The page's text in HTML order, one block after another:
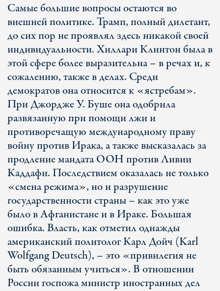
Самые большие вопросы остаются во
внешней политике. Трамп, полный дилетант,
до сих пор не проявлял здесь никакой своей
индивидуальности. Хиллари Клинтон была в
этой сфере более выразительна – в речах и, к
сожалению, также в делах. Среди
демократов она относится к «ястребам».
При Джордже У. Буше она одобрила
развязанную при помощи лжи и
противоречащую международному праву
войну против Ирака, а также высказалась за
продление мандата ООН против Ливии
Каддафи. Последствием оказалась не только
«смена режима», но и разрушение
государственности страны – как это уже
было в Афганистане и в Ираке. Большая
ошибка. Власть, как отметил однажды
американский политолог Карл Дойч (Karl
Wolfgang Deutsch), – это «привилегия не
быть обязанным учиться». В отношении
России госпожа министр иностранных дел